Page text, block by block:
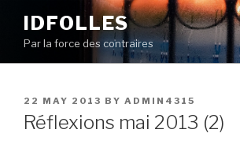
content
IDFOLLES
Par la force des contraires
POSTED
ON
22 MAY 2013 BY ADMIN4315
Réflexions mai 2013 (2)